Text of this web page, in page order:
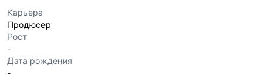
Карьера
Продюсер
Рост
-
Дата рождения
-